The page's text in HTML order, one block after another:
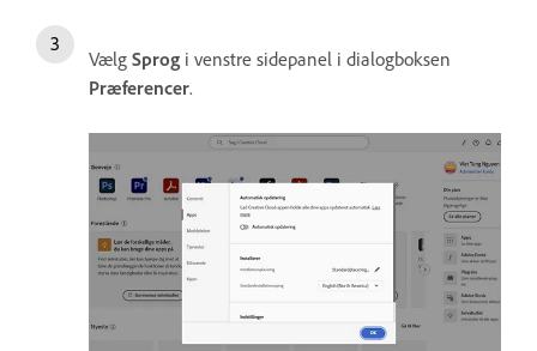
Vælg Sprog i venstre sidepanel i dialogboksen
Præferencer.